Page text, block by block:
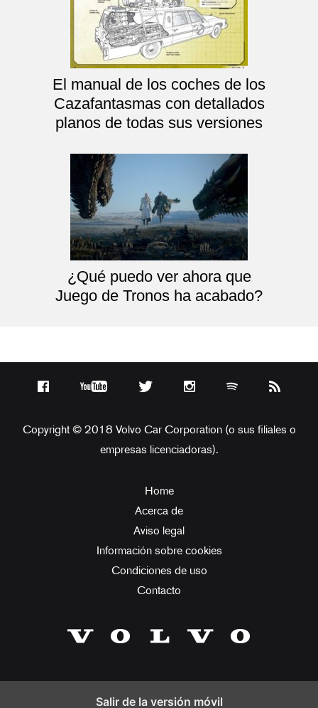
El manual de los coches de los
Cazafantasmas con detallados
planos de todas sus versiones
¿Qué puedo ver ahora que
Juego de Tronos ha acabado?
Copyright © 2018 Volvo Car Corporation (o sus filiales o
empresas licenciadoras).
Home
Acerca de
Aviso legal
Información sobre cookies
Condiciones de uso
Contacto
Salir de la versión móvil